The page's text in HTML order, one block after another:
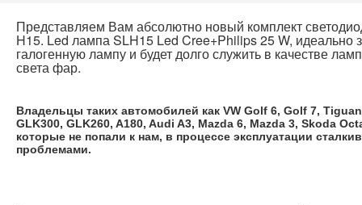
Представляем Вам абсолютно новый комплект
H15. Led лампа SLH15 Led Cree+Philips 25 W, идеально
галогенную лампу и будет долго служить в качестве
света фар.
Владельцы таких автомобилей как VW Golf 6, Golf 7,
GLK300, GLK260, A180, Audi A3, Mazda 6, Mazda 3, Skoda
которые не попали к нам, в процессе эксплуатации
проблемами.